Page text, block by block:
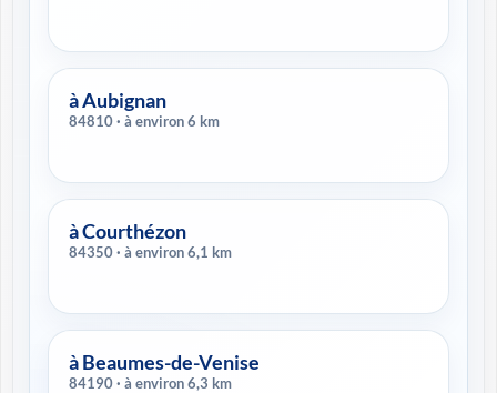
à Aubignan
84810 · à environ 6 km
à Courthézon
84350 · à environ 6,1 km
à Beaumes-de-Venise
84190 · à environ 6,3 km